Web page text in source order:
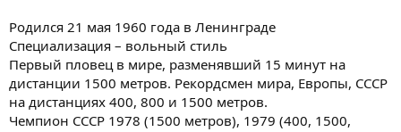
Родился 21 мая 1960 года в Ленинграде
Специализация – вольный стиль
Первый пловец в мире, разменявший 15 минут на
дистанции 1500 метров. Рекордсмен мира, Европы, СССР
на дистанциях 400, 800 и 1500 метров.
Чемпион СССР 1978 (1500 метров), 1979 (400, 1500,